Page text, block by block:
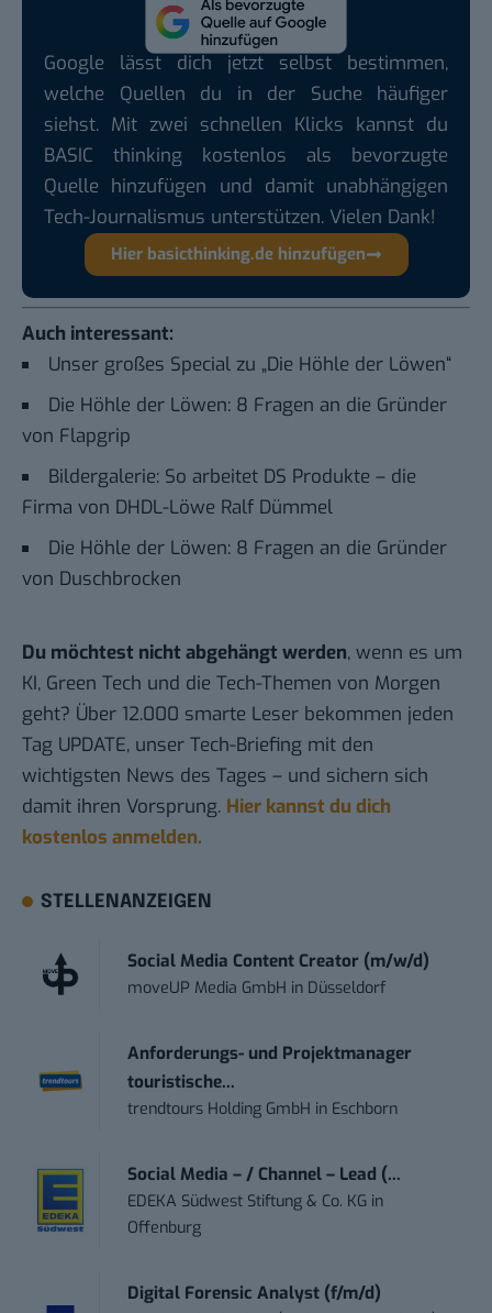
Google lässt dich jetzt selbst bestimmen,
welche Quellen du in der Suche häufiger
siehst. Mit zwei schnellen Klicks kannst du
BASIC thinking kostenlos als bevorzugte
Quelle hinzufügen und damit unabhängigen
Tech-Journalismus unterstützen. Vielen Dank!
Hier basicthinking.de hinzufügen
Auch interessant:
Unser großes Special zu „Die Höhle der Löwen“
Die Höhle der Löwen: 8 Fragen an die Gründer
von Flapgrip
Bildergalerie: So arbeitet DS Produkte – die
Firma von DHDL-Löwe Ralf Dümmel
Die Höhle der Löwen: 8 Fragen an die Gründer
von Duschbrocken
Du möchtest nicht abgehängt werden, wenn es um
KI, Green Tech und die Tech-Themen von Morgen
geht? Über 12.000 smarte Leser bekommen jeden
Tag UPDATE, unser Tech-Briefing mit den
wichtigsten News des Tages – und sichern sich
damit ihren Vorsprung. Hier kannst du dich
kostenlos anmelden.
STELLENANZEIGEN
Social Media Content Creator (m/w/d)
moveUP Media GmbH in Düsseldorf
Anforderungs- und Projektmanager
touristische...
trendtours Holding GmbH in Eschborn
Social Media – / Channel – Lead (...
EDEKA Südwest Stiftung & Co. KG in
Offenburg
Digital Forensic Analyst (f/m/d)